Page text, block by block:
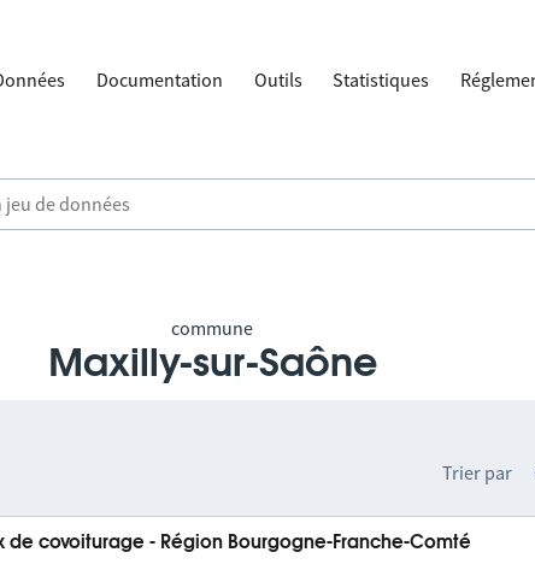
Documentation Outils Statistiques
commune
Maxilly-sur-Saône
Trier par
de covoiturage - Région Bourgogne-Franche-Comté